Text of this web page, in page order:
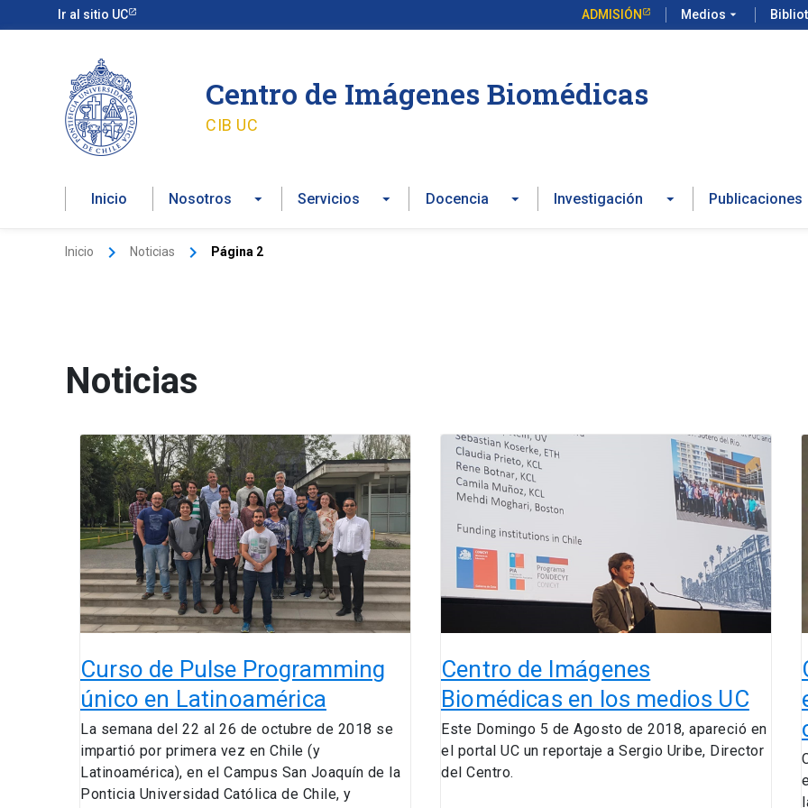
Ir al sitio UC ADMISIÓN Medios arrow_drop_down
al
Centro de Imágenes Biomédicas
CIB UC
Inicio Nosotros Servicios Docencia Investigación Publicaciones
Inicio Noticias Página 2
Noticias
Curso de Pulse Programming
único en Latinoamérica
La semana del 22 al 26 de octubre de 2018 se
impartió por primera vez en Chile (y
Latinoamérica), en el Campus San Joaquín de la
Ponticia Universidad Católica de Chile, y
Curso
de
Pulse
Programming
único
en
Latinoamérica
Centro de Imágenes
Biomédicas en los medios UC
Este Domingo 5 de Agosto de 2018, apareció en
el portal UC un reportaje a Sergio Uribe, Director
del Centro.
Centro
de
Imágenes
Biomédicas
los
UC